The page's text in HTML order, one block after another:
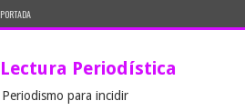
PORTADA
Lectura Periodística
Periodismo para incidir